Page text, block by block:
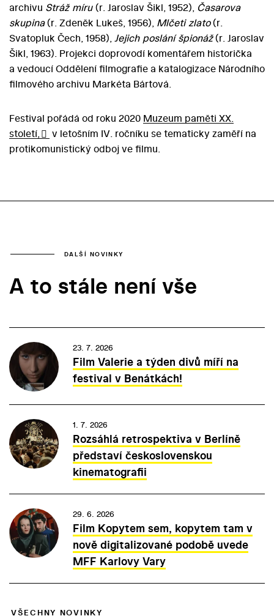
archivu Stráž míru(r. Jaroslav Šikl, 1952), Časarova
skupina(r. Zdeněk Lukeš, 1956), Mlčeti zlato(r.
Svatopluk Čech, 1958),Jejich poslání špionáž(r. Jaroslav
Šikl, 1963). Projekci doprovodí komentářem historička
a vedoucí Oddělení filmografie a katalogizace Národního
filmového archivu Markéta Bártová.
Festival pořádá od roku 2020 Muzeum paměti XX.
století,
v letošním IV. ročníku se tematicky zaměří na
protikomunistický odboj ve filmu.
DALŠÍ NOVINKY
A to stále není vše
23. 7. 2026
Film Valerie a týden divů míří na
festival v Benátkách!
1. 7. 2026
Rozsáhlá retrospektiva v Berlíně
představí československou
kinematografii
29. 6. 2026
Film Kopytem sem, kopytem tam v
nově digitalizované podobě uvede
MFF Karlovy Vary
VŠECHNY NOVINKY